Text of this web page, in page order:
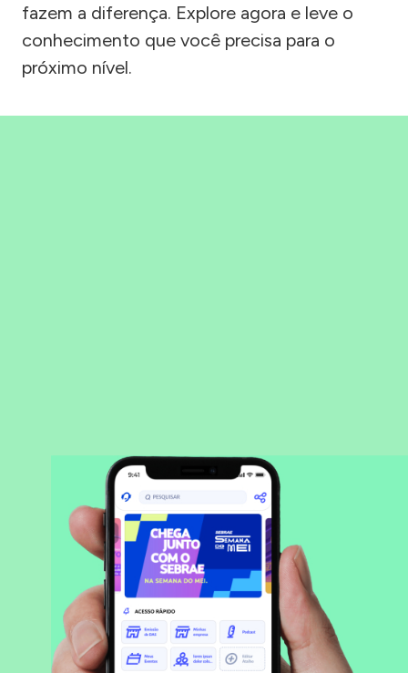
fazem a diferença. Explore agora e leve o
conhecimento que você precisa para o
próximo nível.